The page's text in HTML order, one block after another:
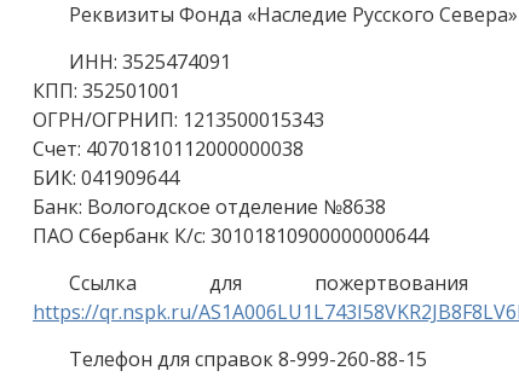
Реквизиты Фонда «Наследие Русского Севера»
ИНН: 3525474091
КПП: 352501001
ОГРН/ОГРНИП: 1213500015343
Счет: 40701810112000000038
БИК: 041909644
Банк: Вологодское отделение №8638
ПАО Сбербанк К/с: 30101810900000000644
Ссылка для
https://qr.nspk.ru/
Телефон для справок 8-999-260-88-15